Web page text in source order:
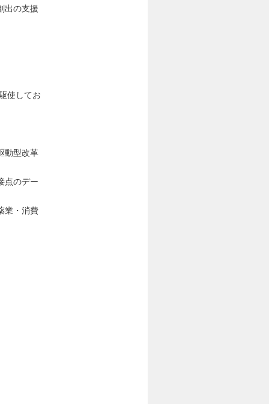
出の支援
使してお
動型改革
点のデー
業・消費